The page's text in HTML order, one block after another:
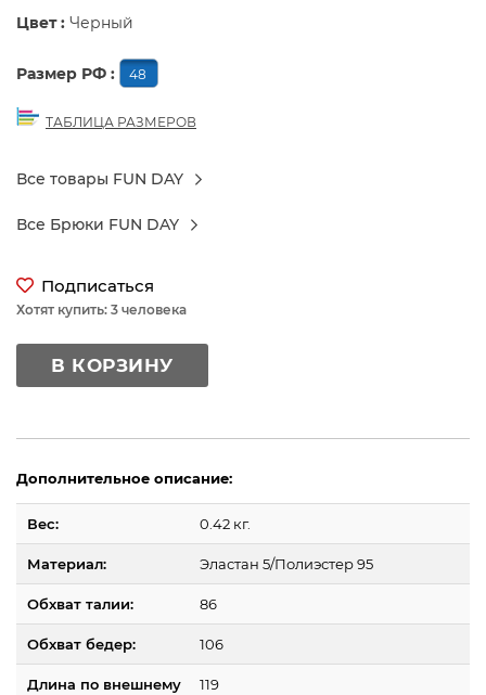
Цвет : Черный
Размер РФ : 48
ТАБЛИЦА РАЗМЕРОВ
Все товары FUN DAY
Все Брюки FUN DAY
Подписаться
Хотят купить: 3 человека
В КОРЗИНУ
Дополнительное описание:
Вес: 0.42 кг.
Материал: Эластан 5/Полиэстер 95
Обхват талии: 86
Обхват бедер: 106
Длина по внешнему
119